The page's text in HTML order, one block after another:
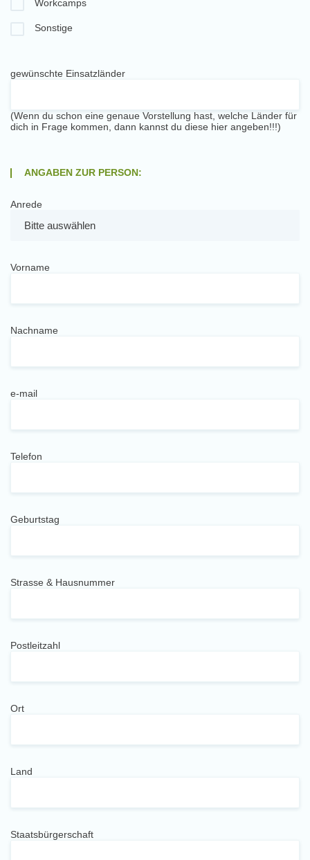
Workcamps
Sonstige
gewünschte Einsatzländer
(Wenn du schon eine genaue Vorstellung hast, welche Länder für
dich in Frage kommen, dann kannst du diese hier angeben!!!)
ANGABEN ZUR PERSON:
Anrede
Vorname
Nachname
e-mail
Telefon
Geburtstag
Strasse & Hausnummer
Postleitzahl
Ort
Land
Staatsbürgerschaft